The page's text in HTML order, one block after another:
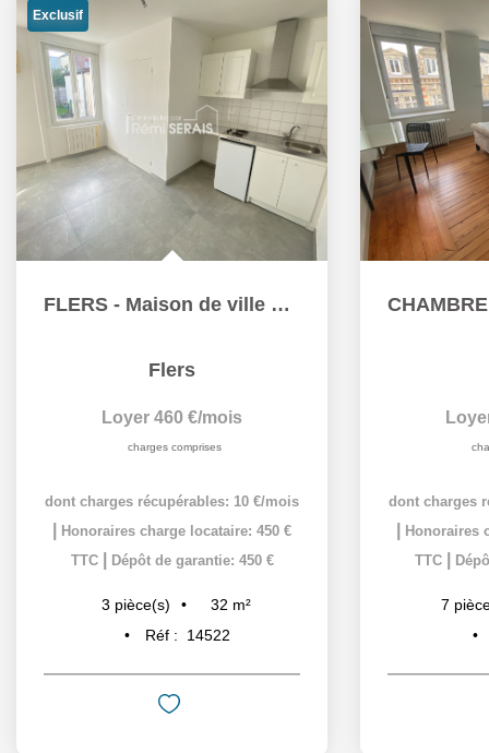
Exclusif
FLERS - Maison de ville de 31.92 m2
Flers
Loyer 460 €/mois
charges comprises
dont charges récupérables: 10 €/mois
Honoraires charge locataire: 450 €
TTC
Dépôt de garantie: 450 €
3 pièce(s) 32 m²
Réf :
14522
dont charges
Honoraires
TTC
7